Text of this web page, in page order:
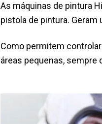
As máquinas de pintura
pistola de pintura.
Como permitem
áreas pequenas, sempre